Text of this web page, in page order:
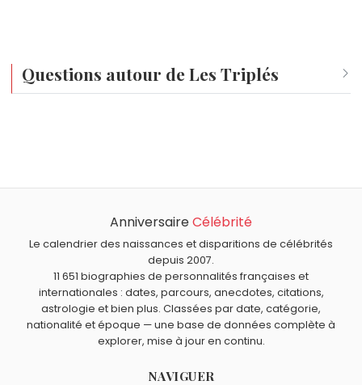
Questions autour de Les Triplés
Inspecteur Gadget,Luigi,Le Chat,BabeetGrouchasont
AnniversaireCélébrité
Le calendrier des naissances et disparitions de célébrités
depuis 2007.
11 651 biographies de personnalités françaises et
internationales : dates, parcours, anecdotes, citations,
astrologie et bien plus. Classées par date, catégorie,
nationalité et époque — une base de données complète à
explorer, mise à jour en continu.
NAVIGUER